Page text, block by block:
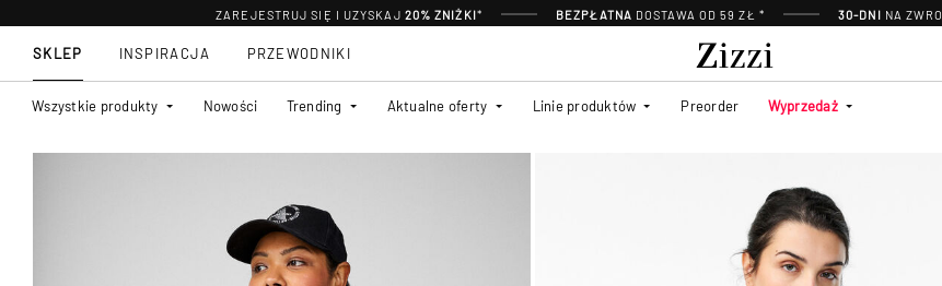
ZAREJESTRUJ SIĘ I UZYSKAJ 20% ZNIŻKI* BEZPŁATNA DOSTAWA OD 59 ZŁ * 30-DNI NA
SKLEP
Wszystkie produkty Nowości Trending Aktualne oferty Linie produktów Preorder Wyprzedaż
INSPIRACJA PRZEWODNIKI